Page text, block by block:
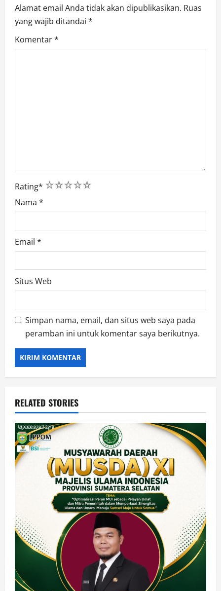
Alamat email Anda tidak akan dipublikasikan. Ruas
yang wajib ditandai *
Komentar*
Rating* 5
4
3
2
1
Nama *
Email *
Situs Web
Simpan nama, email, dan situs web saya pada
peramban ini untuk komentar saya berikutnya.
RELATED STORIES